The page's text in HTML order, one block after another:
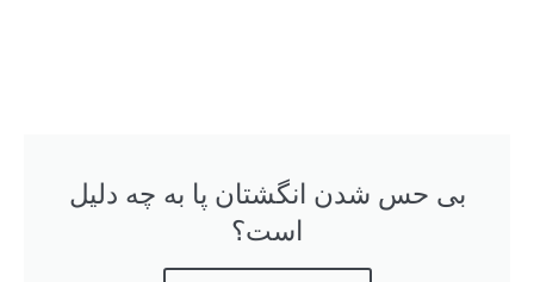
بی حس شدن انگشتان پا به چه دلیل
است؟